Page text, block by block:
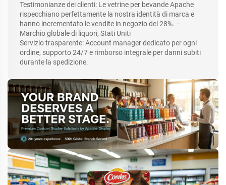
Testimonianze dei clienti: Le vetrine per bevande Apache
rispecchiano perfettamente la nostra identità di marca e
hanno incrementato le vendite in negozio del 28%. –
Marchio globale di liquori, Stati Uniti
Servizio trasparente: Account manager dedicato per ogni
ordine, supporto 24/7 e rimborso integrale per danni subiti
durante la spedizione.